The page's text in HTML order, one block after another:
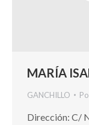
MARÍA
GANCHILLO
Dirección: C/